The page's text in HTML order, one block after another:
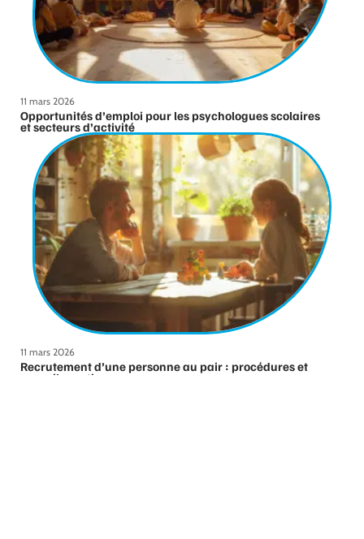
11 mars 2026
Opportunités d’emploi pour les psychologues scolaires
et secteurs d’activité
11 mars 2026
Recrutement d’une personne au pair : procédures et
conseils pratiques